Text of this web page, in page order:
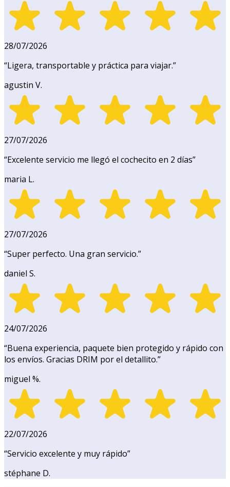
28/07/2026
“Ligera, transportable y práctica para viajar.”
agustin V.
27/07/2026
“Excelente servicio me llegó el cochecito en 2 días”
maria L.
27/07/2026
“Super perfecto. Una gran servicio.”
daniel S.
24/07/2026
“Buena experiencia, paquete bien protegido y rápido con
los envíos. Gracias DRIM por el detallito.”
miguel %.
22/07/2026
“Servicio excelente y muy rápido”
stéphane D.